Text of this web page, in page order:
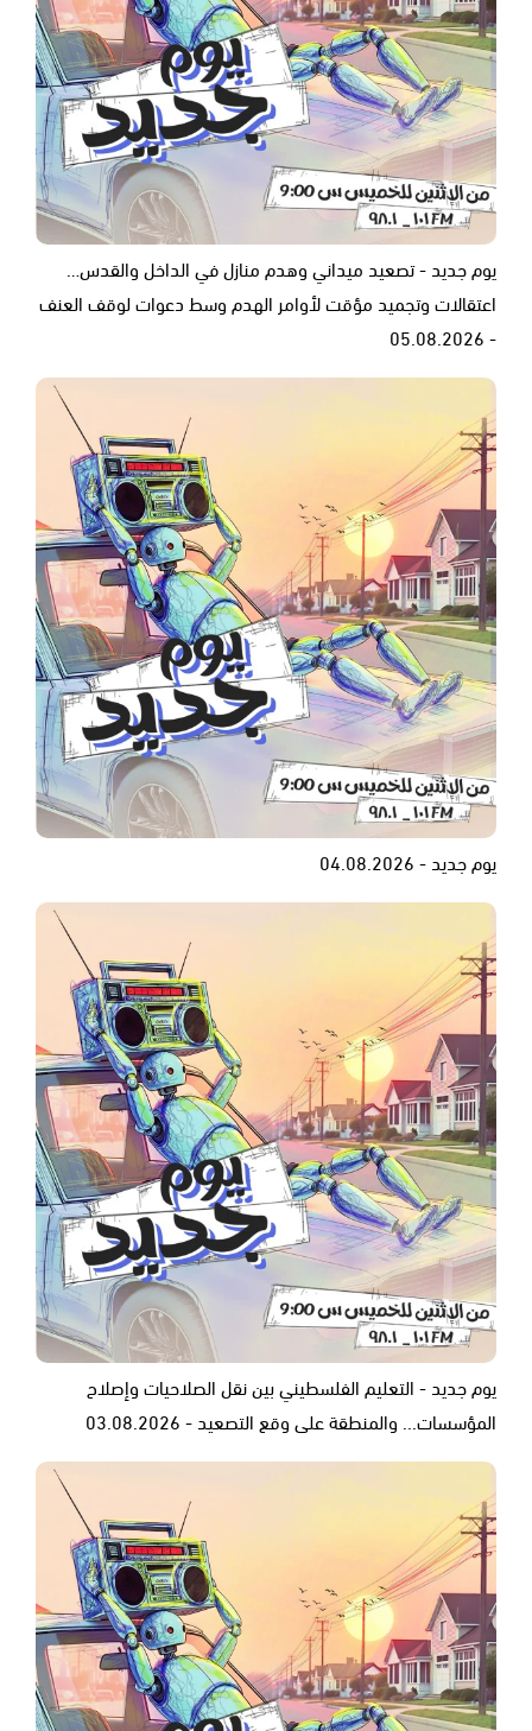
يوم جديد - تصعيد ميداني وهدم منازل في الداخل والقدس…
اعتقالات وتجميد مؤقت لأوامر الهدم وسط دعوات لوقف العنف
- 05.08.2026
يوم جديد - 04.08.2026
يوم جديد - التعليم الفلسطيني بين نقل الصلاحيات وإصلاح
المؤسسات... والمنطقة على وقع التصعيد - 03.08.2026